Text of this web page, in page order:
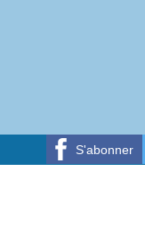
S'abonner